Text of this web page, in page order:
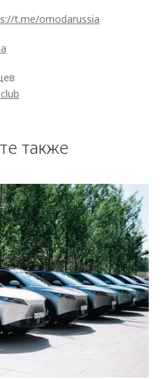
t.me/omodarussia
также